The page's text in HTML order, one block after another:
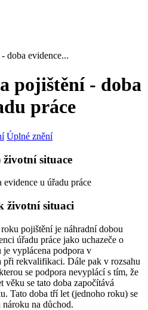
doba evidence...
pojištění - doba
práce
Úplné znění
situace
u úřadu práce
životní situaci
pojištění je náhradní dobou
úřadu práce jako uchazeče o
je vyplácena podpora v
při rekvalifikaci. Dále pak v rozsahu
se podpora nevyplácí s tím, že
věku se tato doba započítává
Tato doba tří let (jednoho roku) se
na důchod.